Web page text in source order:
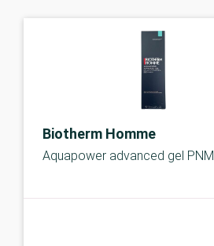
Biotherm Homme
Aquapower advanced gel PNM